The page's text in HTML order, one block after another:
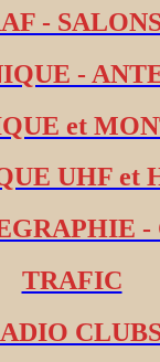
-
-
et
UHF et
-
TRAFIC